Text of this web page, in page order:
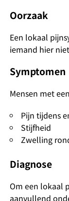
Oorzaak
Een lokaal
iemand hier
Symptomen
Mensen met
Pijn tijdens
Stijfheid
Zwelling
Diagnose
Om een lokaal
aanvullend